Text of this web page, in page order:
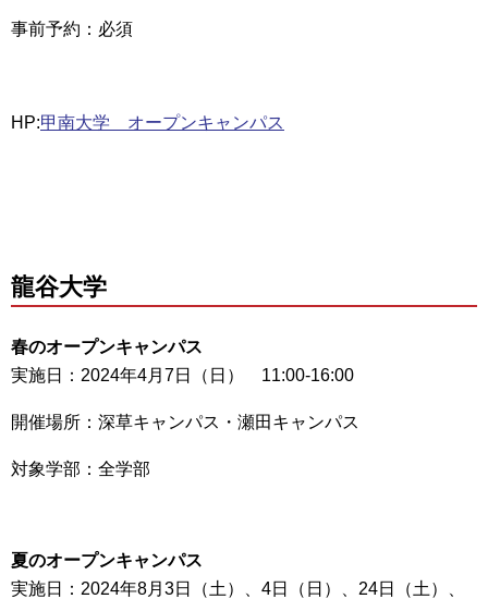
事前予約：必須
HP:甲南大学 オープンキャンパス
龍谷大学
春のオープンキャンパス
実施日：2024年4月7日（日） 11:00-16:00
開催場所：深草キャンパス・瀬田キャンパス
対象学部：全学部
夏のオープンキャンパス
実施日：2024年8月3日（土）、4日（日）、24日（土）、